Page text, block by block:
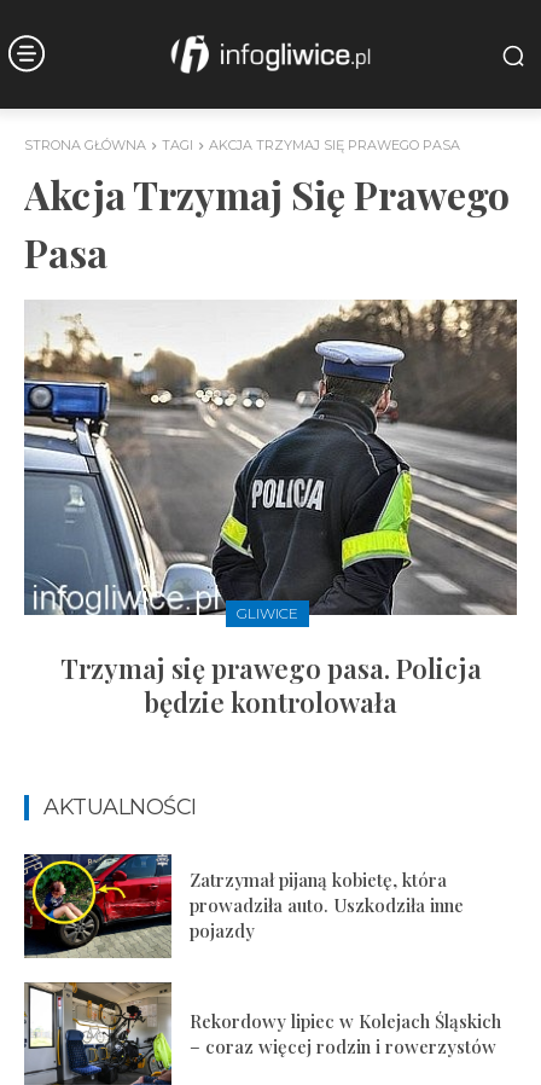
STRONA GŁÓWNA TAGI AKCJA TRZYMAJ SIĘ PRAWEGO PASA
Akcja Trzymaj Się Prawego
Pasa
GLIWICE
Trzymaj się prawego pasa. Policja
będzie kontrolowała
AKTUALNOŚCI
Zatrzymał pijaną kobietę, która
prowadziła auto. Uszkodziła inne
pojazdy
Rekordowy lipiec w Kolejach Śląskich
– coraz więcej rodzin i rowerzystów